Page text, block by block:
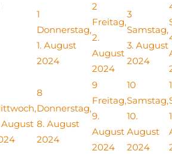
1
Donnerstag,
1. August
2024
2
Freitag,
2.
August
2024
3
Samstag,
3. August
2024
August
8
Donnerstag,
8. August
2024
9
Freitag,
9.
August
2024
10
Samstag,
10.
August
2024